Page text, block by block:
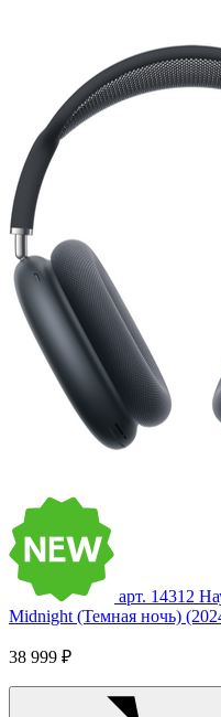
арт. 14312
Midnight (Темная ночь)
38 999 ₽